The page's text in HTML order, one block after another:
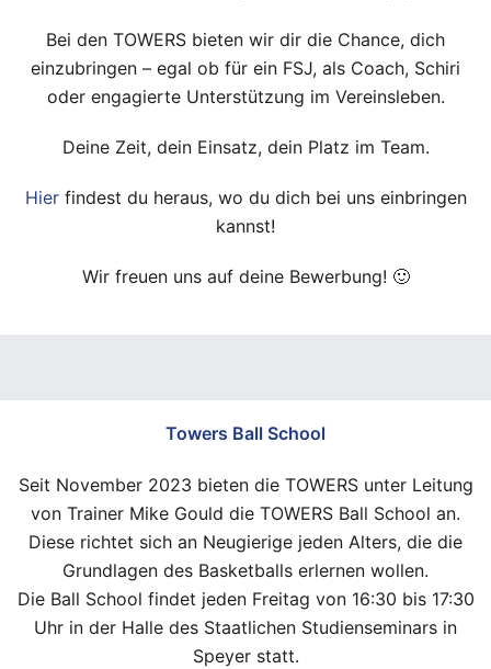
Bei den TOWERS bieten wir dir die Chance, dich
einzubringen – egal ob für ein FSJ, als Coach, Schiri
oder engagierte Unterstützung im Vereinsleben.
Deine Zeit, dein Einsatz, dein Platz im Team.
Hierfindest du heraus, wo du dich bei uns einbringen
kannst!
Wir freuen uns auf deine Bewerbung! 🙂
Towers Ball School
Seit November 2023 bieten die TOWERS unter Leitung
von Trainer Mike Gould die TOWERS Ball School an.
Diese richtet sich an Neugierige jeden Alters, die die
Grundlagen des Basketballs erlernen wollen.
Die Ball School findet jeden Freitag von 16:30 bis 17:30
Uhr in der Halle des Staatlichen Studienseminars in
Speyer statt.